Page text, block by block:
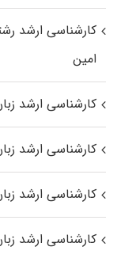
کارشناسی ارشد
اﻣﻴﻦ
کارشناسی ارشد
کارشناسی ارشد
کارشناسی ارشد
کارشناسی ارشد